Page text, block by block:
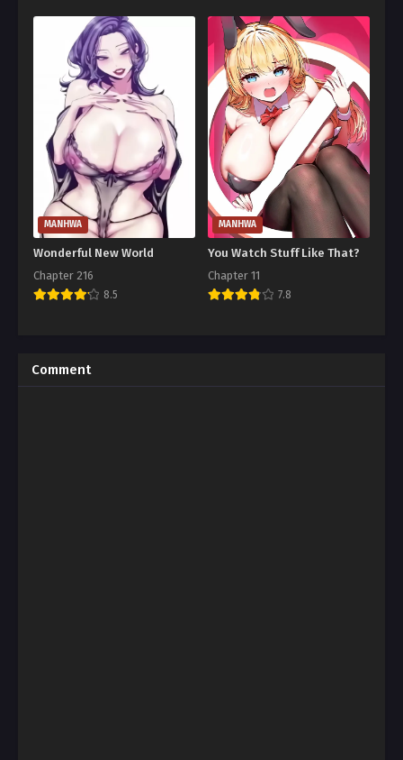
MANHWA
Wonderful New World
Chapter 216
8.5
MANHWA
You Watch Stuff Like That?
Chapter 11
7.8
Comment